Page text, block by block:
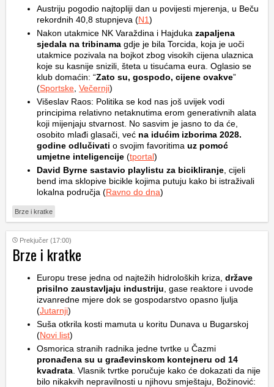
Austriju pogodio najtopliji dan u povijesti mjerenja, u Beču
rekordnih 40,8 stupnjeva (N1)
Nakon utakmice NK Varaždina i Hajduka zapaljena
sjedala na tribinama gdje je bila Torcida, koja je uoči
utakmice pozivala na bojkot zbog visokih cijena ulaznica
koje su kasnije snizili, šteta u tisućama eura. Oglasio se
klub domaćin: “Zato su, gospodo, cijene ovakve”
(Sportske Večernji)
Višeslav Raos: Politika se kod nas još uvijek vodi
principima relativno netaknutima erom generativnih alata
koji mijenjaju stvarnost. No sasvim je jasno to da će,
osobito mlađi glasači, već na idućim izborima 2028.
godine odlučivati o svojim favoritima uz pomoć
umjetne inteligencije (tportal)
David Byrne sastavio playlistu za bicikliranje , cijeli
bend ima sklopive bicikle kojima putuju kako bi istraživali
lokalna područja (Ravno do dna)
Brze i kratke
Prekjučer (17:00)
Brze i kratke
Europu trese jedna od najtežih hidroloških kriza, države
prisilno zaustavljaju industriju , gase reaktore i uvode
izvanredne mjere dok se gospodarstvo opasno ljulja
(Jutarnji)
Suša otkrila kosti mamuta u koritu Dunava u Bugarskoj
(Novi list)
Osmorica stranih radnika jedne tvrtke u Čazmi
pronađena su u građevinskom kontejneru od 14
kvadrata . Vlasnik tvrtke poručuje kako će dokazati da nije
bilo nikakvih nepravilnosti u njihovu smještaju, Božinović: